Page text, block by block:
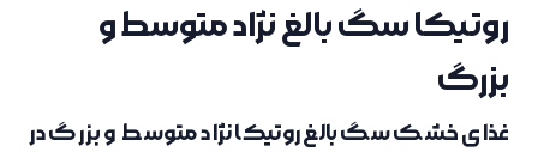
روتیکا سگ بالغ نژاد متوسط و
بزرگ
غذای خشک سگ بالغ روتیکا نژاد متوسط و بزرگ در